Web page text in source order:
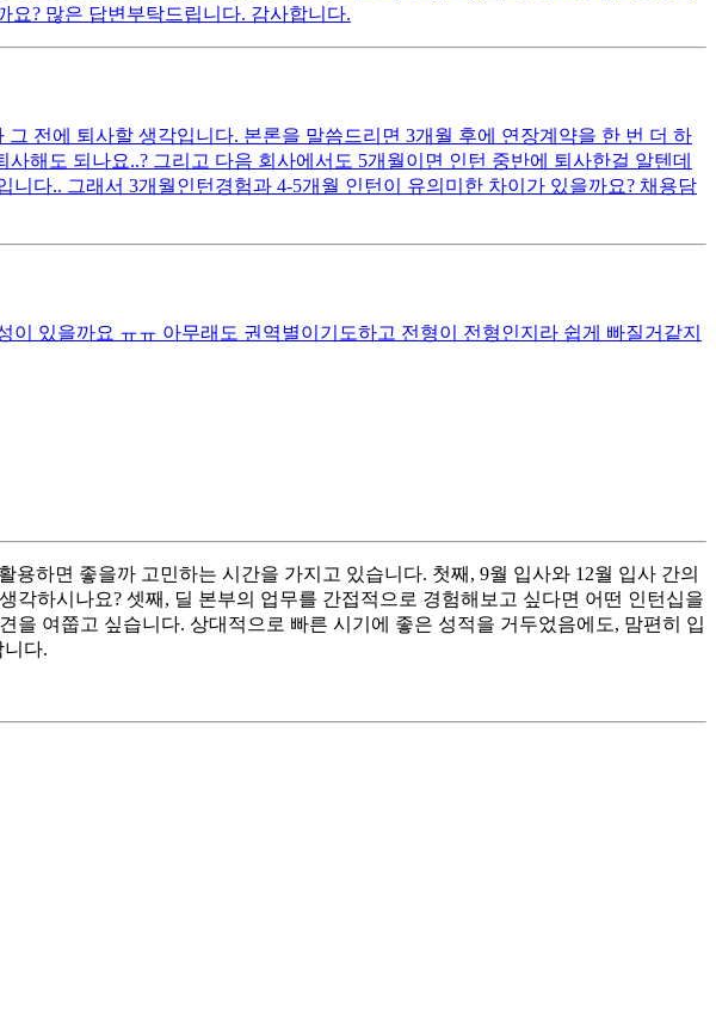
요? 많은 답변부탁드립니다. 감사합니다.
전에 퇴사할 생각입니다. 본론을 말씀드리면 3개월 후에 연장계약을 한 번 더 하
해도 되나요..? 그리고 다음 회사에서도 5개월이면 인턴 중반에 퇴사한걸 알텐데
다.. 그래서 3개월인턴경험과 4-5개월 인턴이 유의미한 차이가 있을까요? 채용담
있을까요 ㅠㅠ 아무래도 권역별이기도하고 전형이 전형인지라 쉽게 빠질거같지
하면 좋을까 고민하는 시간을 가지고 있습니다. 첫째, 9월 입사와 12월 입사 간의
각하시나요? 셋째, 딜 본부의 업무를 간접적으로 경험해보고 싶다면 어떤 인턴십을
여쭙고 싶습니다. 상대적으로 빠른 시기에 좋은 성적을 거두었음에도, 맘편히 입
다.